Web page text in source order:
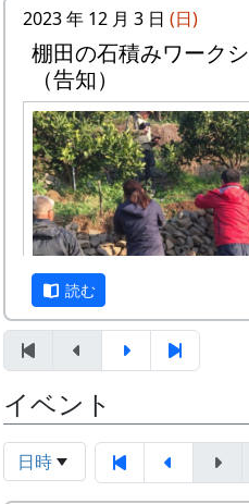
プログラム
岩座神における棚田景
武庫川女子大学大
科専攻 来栖萌々子
岩座神の文化と生業
中心に～
京都府立大学文学
生 橋本唯
岩座神地区文書からみ
光寺と家族
京都府立大学文学
東昇
京都府立大学文学
生 渡部凌空・小島
～
京都府立大学文学
岸泰子
旧神光寺跡と多可町の
12月3日（日）、県内外か
参加者を得て、棚田の石積
介。遠くは長崎県や和歌山
あったり、老若男女、職業
ラ、非常にバラエティーに
でした。
2023 年 12 月 3 日 (日)
棚⽥の⽯積みワーク
（告知）
読む
イベント
日時